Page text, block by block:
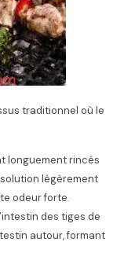
traditionnel où le
longuement rincés
légèrement
odeur forte.
des tiges de
autour, formant